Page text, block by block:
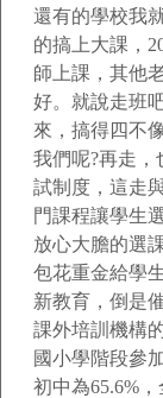
還有的學校我
的搞上大課，
師上課，其他
好。就說走班
來，搞得四不
我們呢?再走
試制度，這走
門課程讓學生
放心大膽的選
包花重金給學
新教育，倒是
課外培訓機構
國小學階段參
初中為65.6%